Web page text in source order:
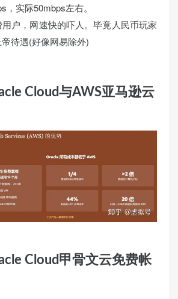
实际50mbps左右。
户，网速快的吓人。毕竟人民币玩家
待遇(好像网易除外)
Cloud与AWS亚马逊云
Cloud甲骨文云免费帐